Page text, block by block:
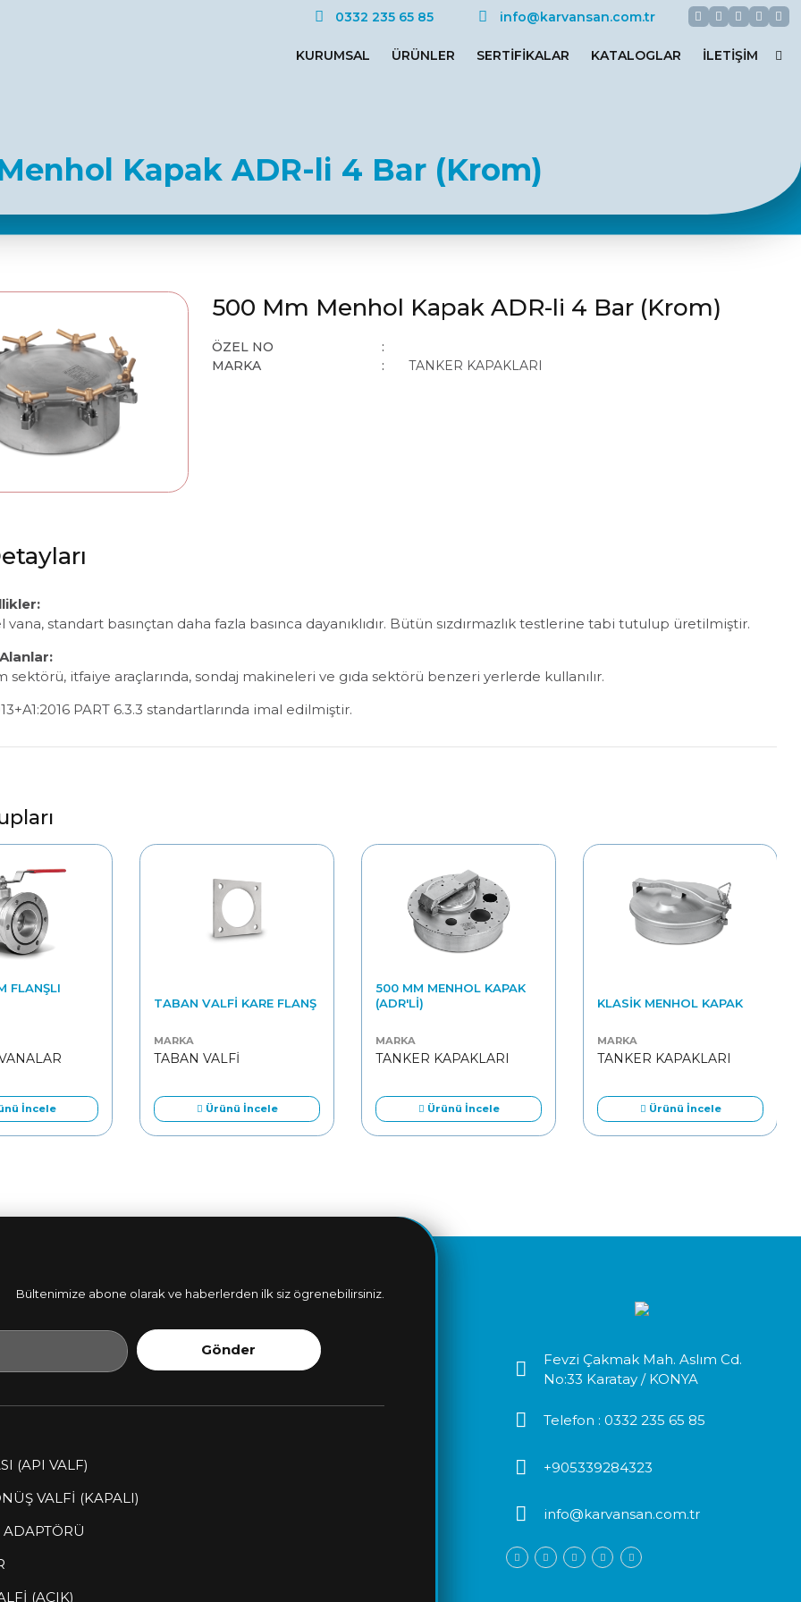
KURUMSAL ÜRÜNLER SERTIFIKALAR KATALOGLAR İLETIŞIM
0332 235 65 85 info@karvansan.com.tr Facebook
TwitterGoogle+
Kapak ADR-li 4 Bar (Krom)
500 Mm Menhol Kapak ADR-li 4 Bar (Krom)
ÖZEL NO
MARKA
TANKER KAPAKLARI
vana, standart basınçtan daha fazla basınca dayanıklıdır. Bütün sızdırmazlık testlerine tabi tutulup üretilmiştir.
Alanlar:
sektörü, itfaiye araçlarında, sondaj makineleri ve gıda sektörü benzeri yerlerde kullanılır.
PART 6.3.3 standartlarında imal edilmiştir.
FLANŞLI
İncele
TABAN VALFI KARE FLANŞ
MARKA
TABAN VALFİ
Ürünü İncele
500 MM MENHOL KAPAK
(ADR'LI)
MARKA
TANKER KAPAKLARI
Ürünü İncele
KLASIK MENHOL KAPAK
MARKA
TANKER KAPAKLARI
Ürünü İncele
Fevzi Çakmak Mah. Aslım Cd.
No:33 Karatay / KONYA
Telefon : 0332 235 65 85
+905339284323
info@karvansan.com.tr
Bültenimize abone olarak ve haberlerden ilk siz ögrenebilirsiniz.
Gönder
(API VALF)
VALFİ (KAPALI)
(AÇIK)